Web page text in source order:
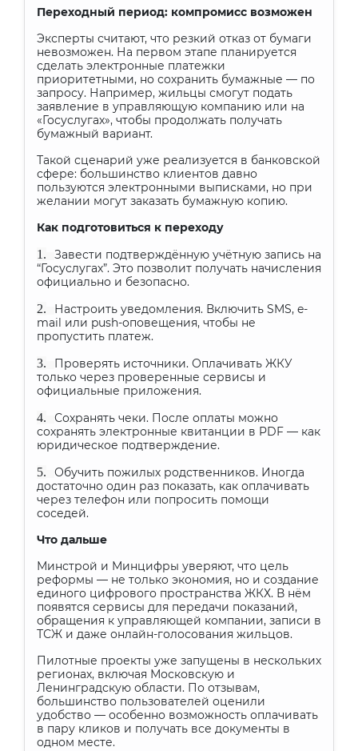
Переходный период: компромисс возможен
Эксперты считают, что резкий отказ от бумаги
невозможен. На первом этапе планируется
сделать электронные платежки
приоритетными, но сохранить бумажные — по
запросу. Например, жильцы смогут подать
заявление в управляющую компанию или на
«Госуслугах», чтобы продолжать получать
бумажный вариант.
Такой сценарий уже реализуется в банковской
сфере: большинство клиентов давно
пользуются электронными выписками, но при
желании могут заказать бумажную копию.
Как подготовиться к переходу
1.
Завести подтверждённую учётную запись на
“Госуслугах”. Это позволит получать начисления
официально и безопасно.
2.
Настроить уведомления. Включить SMS, e-
mail или push-оповещения, чтобы не
пропустить платеж.
3.
Проверять источники. Оплачивать ЖКУ
только через проверенные сервисы и
официальные приложения.
4.
Сохранять чеки. После оплаты можно
сохранять электронные квитанции в PDF — как
юридическое подтверждение.
5.
Обучить пожилых родственников. Иногда
достаточно один раз показать, как оплачивать
через телефон или попросить помощи
соседей.
Что дальше
Минстрой и Минцифры уверяют, что цель
реформы — не только экономия, но и создание
единого цифрового пространства ЖКХ. В нём
появятся сервисы для передачи показаний,
обращения к управляющей компании, записи в
ТСЖ и даже онлайн-голосования жильцов.
Пилотные проекты уже запущены в нескольких
регионах, включая Московскую и
Ленинградскую области. По отзывам,
большинство пользователей оценили
удобство — особенно возможность оплачивать
в пару кликов и получать все документы в
одном месте.